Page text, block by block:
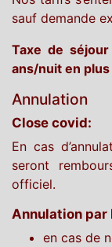
sauf demande
Taxe de
ans/nuit en
Annulation
Close covid:
En cas
seront
officiel.
Annulation par
en cas de